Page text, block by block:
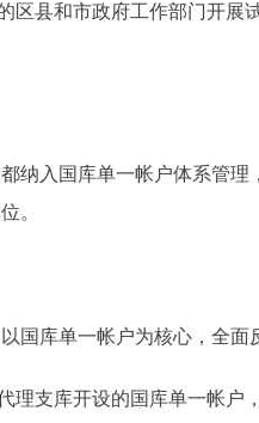
县和市政府工作部门开展
入国库单一帐户体系管理
。
库单一帐户为核心，全面
支库开设的国库单一帐户